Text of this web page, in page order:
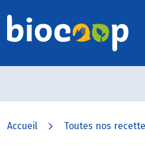
Accueil Toutes nos